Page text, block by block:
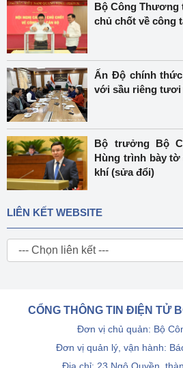
Bộ Công Thương
chủ chốt về công
Ấn Độ chính
với sầu riêng tươi
Bộ trưởng Bộ
Hùng trình bày
khí (sửa đổi)
LIÊN KẾT WEBSITE
CỔNG THÔNG TIN ĐIỆN TỬ
Đơn vị chủ quản: Bộ
Đơn vị quản lý, vận hành: